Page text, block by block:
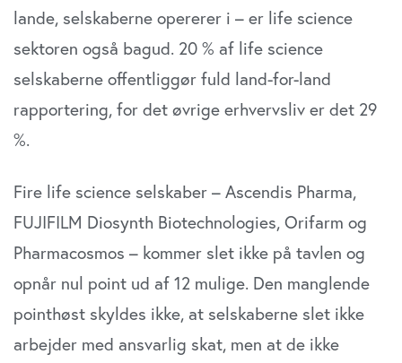
lande, selskaberne opererer i – er life science
sektoren også bagud. 20 % af life science
selskaberne offentliggør fuld land-for-land
rapportering, for det øvrige erhvervsliv er det 29
%.
Fire life science selskaber – Ascendis Pharma,
FUJIFILM Diosynth Biotechnologies, Orifarm og
Pharmacosmos – kommer slet ikke på tavlen og
opnår nul point ud af 12 mulige. Den manglende
pointhøst skyldes ikke, at selskaberne slet ikke
arbejder med ansvarlig skat, men at de ikke